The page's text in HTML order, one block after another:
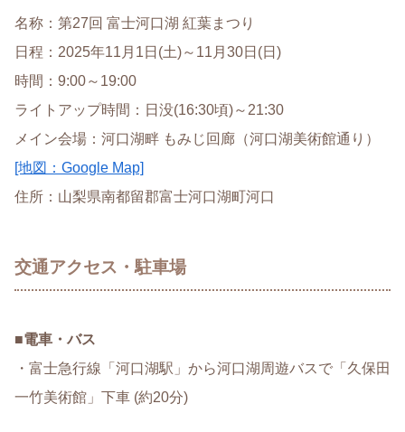
名称：第27回 富士河口湖 紅葉まつり
日程：2025年11月1日(土)～11月30日(日)
時間：9:00～19:00
ライトアップ時間：日没(16:30頃)～21:30
メイン会場：河口湖畔 もみじ回廊（河口湖美術館通り）
[地図：Google Map]
住所：山梨県南都留郡富士河口湖町河口
交通アクセス・駐車場
■電車・バス
・富士急行線「河口湖駅」から河口湖周遊バスで「久保田
一竹美術館」下車 (約20分)